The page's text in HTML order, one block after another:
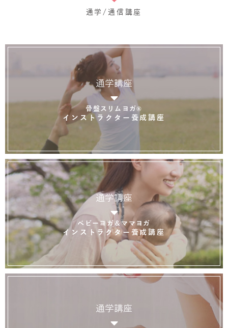
通学/通信講座
通学講座
骨盤スリムヨガ®
インストラクター養成講座
通学講座
ベビーヨガ＆ママヨガ
インストラクター養成講座
通学講座